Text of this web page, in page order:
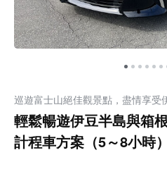
巡遊富士山絕佳觀景點，盡情享受
輕鬆暢遊伊豆半島與箱
計程車方案（5～8小時